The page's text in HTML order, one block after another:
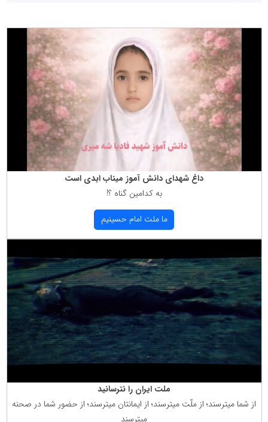
داغ شهدای دانش آموز میناب ابدی است
به كدامین گناه ؟!
ما ملت امام حسینیم
ملت ایران را نترسانید
از شما میترسند؛ از ملّت میترسند؛ از ایمانتان میترسند؛ از حضور شما در صحنه
میترسند